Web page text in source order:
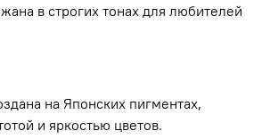
в строгих тонах для любителей
на Японских пигментах,
и яркостью цветов.